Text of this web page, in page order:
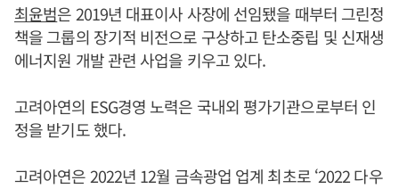
최윤범은 2019년 대표이사 사장에 선임됐을 때부터 그린정
책을 그룹의 장기적 비전으로 구상하고 탄소중립 및 신재생
에너지원 개발 관련 사업을 키우고 있다.
고려아연의 ESG경영 노력은 국내외 평가기관으로부터 인
정을 받기도 했다.
고려아연은 2022년 12월 금속광업 업계 최초로 ‘2022 다우